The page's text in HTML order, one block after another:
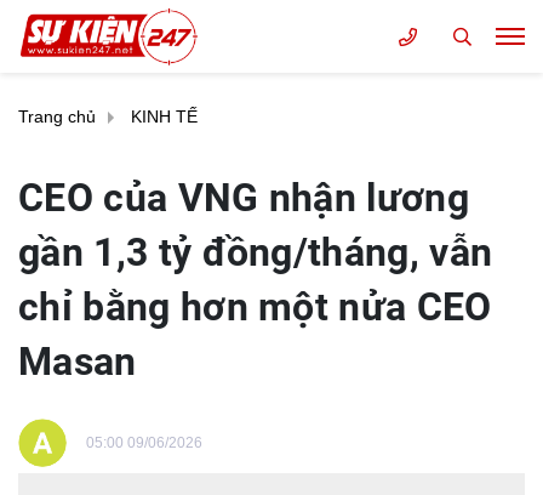
Trang chủ KINH TẾ
CEO của VNG nhận lương
gần 1,3 tỷ đồng/tháng, vẫn
chỉ bằng hơn một nửa CEO
Masan
05:00 09/06/2026